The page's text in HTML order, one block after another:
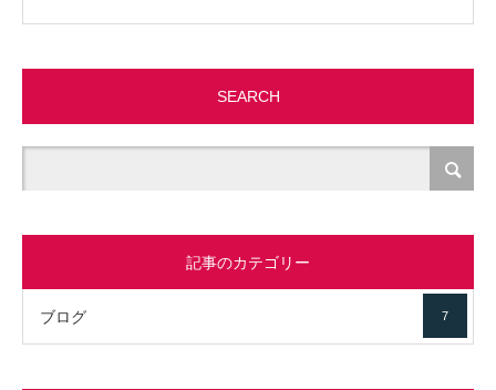
SEARCH
記事のカテゴリー
ブログ 7